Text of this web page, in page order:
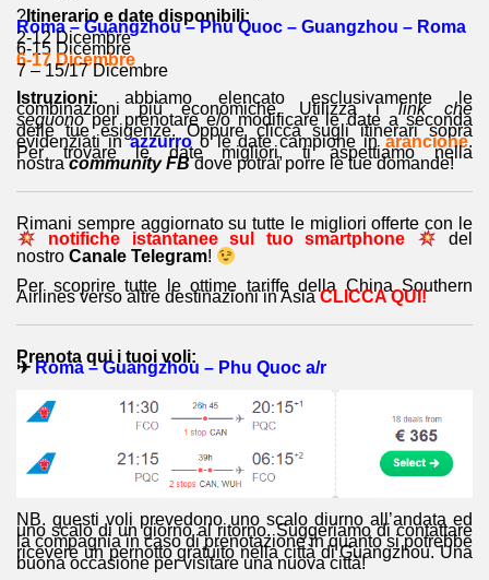
?Itinerario e date disponibili:
Roma – Guangzhou – Phu Quoc – Guangzhou – Roma
2-12 Dicembre
6-15 Dicembre
6-17 Dicembre
7 – 15/17 Dicembre
Istruzioni: abbiamo elencato esclusivamente le
combinazioni più economiche. Utilizza ilink che
seguonoper prenotare e/o modificare le date a seconda
delle tue esigenze. Oppure clicca sugli itinerari sopra
evidenziati inazzurroo le date campione inarancione.
Per trovare le date migliori, ti aspettiamo nella
nostracommunity FBdove potrai porre le tue domande!
Rimani sempre aggiornato su tutte le migliori offerte con le
notifiche istantanee sul tuo smartphone
del
nostro Canale Telegram!
Per scoprire tutte le ottime tariffe della China Southern
Airlines verso altre destinazioni in AsiaCLICCA QUI!
Prenota qui i tuoi voli:
✈ Roma – Guangzhou – Phu Quoc a/r
NB. questi voli prevedono uno scalo diurno all’andata ed
uno scalo di un giorno al ritorno. Suggeriamo di contattare
la compagnia in caso di prenotazione in quanto si potrebbe
ricevere un pernotto gratuito nella città di Guangzhou. Una
buona occasione per visitare una nuova città!